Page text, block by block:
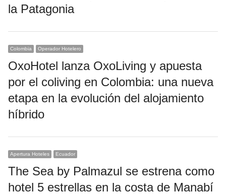
la Patagonia
Colombia Operador Hotelero
OxoHotel lanza OxoLiving y apuesta
por el coliving en Colombia: una nueva
etapa en la evolución del alojamiento
híbrido
Apertura Hoteles Ecuador
The Sea by Palmazul se estrena como
hotel 5 estrellas en la costa de Manabí